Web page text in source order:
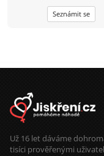
Seznámit se
Už 16 let dáváme
tisíci prověřenými